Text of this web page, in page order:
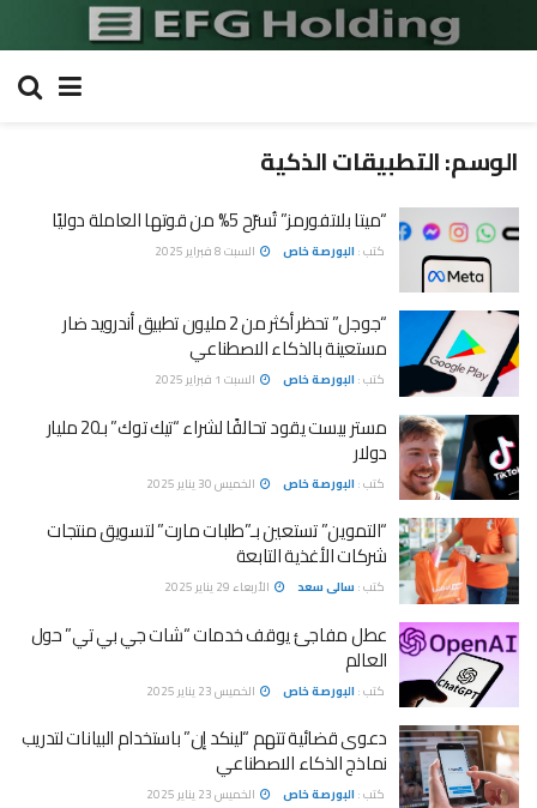
الوسم:التطبيقات الذكية
“ميتا بلاتفورمز” تُسرّح 5% من قوتها العاملة دوليًا
كتب : البورصة خاص السبت 8 فبراير 2025
“جوجل” تحظر أكثر من 2 مليون تطبيق أندرويد ضار
مستعينة بالذكاء الاصطناعي
كتب : البورصة خاص السبت 1 فبراير 2025
مستر بيست يقود تحالفًا لشراء “تيك توك” بـ20 مليار
دولار
كتب : البورصة خاص الخميس 30 يناير 2025
“التموين” تستعين بـ”طلبات مارت” لتسويق منتجات
شركات الأغذية التابعة
كتب : سالى سعد الأربعاء 29 يناير 2025
عطل مفاجئ يوقف خدمات “شات جي بي تي” حول
العالم
كتب : البورصة خاص الخميس 23 يناير 2025
دعوى قضائية تتهم “لينكد إن” باستخدام البيانات لتدريب
نماذج الذكاء الاصطناعي
كتب : البورصة خاص الخميس 23 يناير 2025